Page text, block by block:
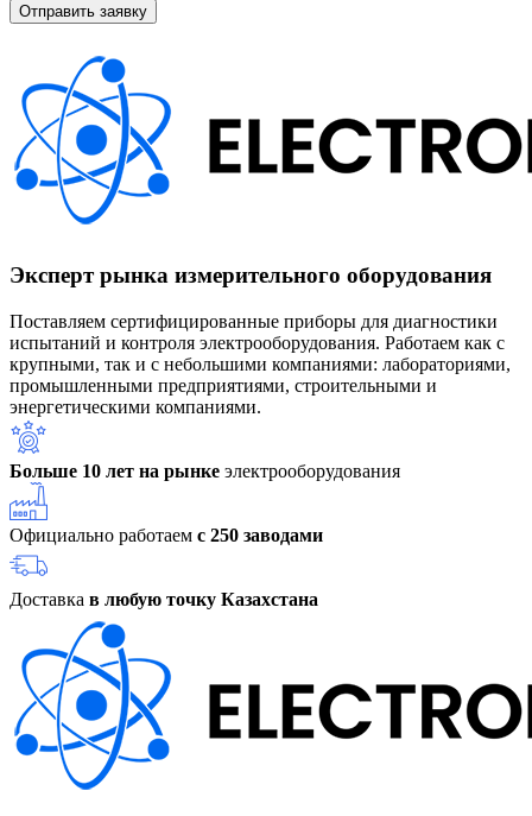
Эксперт рынка измерительного оборудования
Поставляем сертифицированные приборы для диагностики
испытаний и контроля электрооборудования. Работаем как с
крупными, так и с небольшими компаниями: лабораториями,
промышленными предприятиями, строительными и
энергетическими компаниями.
Больше 10 лет на рынке электрооборудования
Официально работаем с 250 заводами
Доставка в любую точку Казахстана